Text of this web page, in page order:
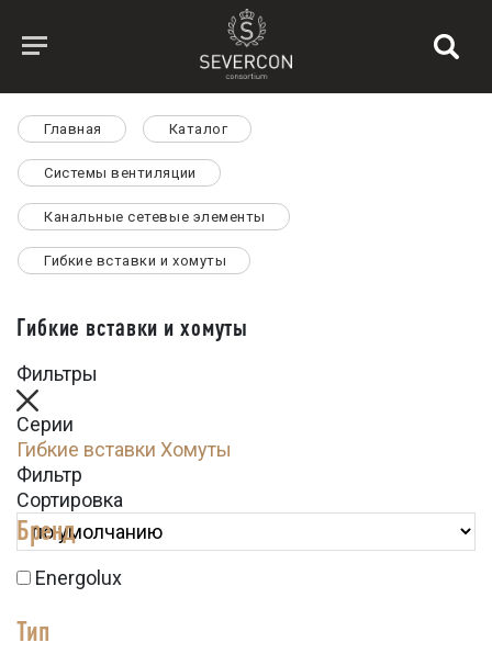
Главная Каталог
Системы вентиляции
Канальные сетевые элементы
Гибкие вставки и хомуты
Гибкие вставки и хомуты
Фильтры
Серии
Гибкие вставки Хомуты
Фильтр
Сортировка
Бренд
Energolux
Тип